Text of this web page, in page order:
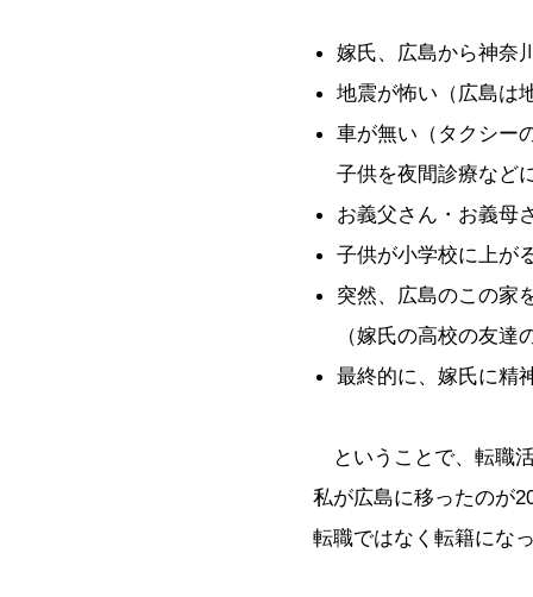
嫁氏、広島から神奈
地震が怖い（広島は
車が無い（タクシー
子供を夜間診療など
お義父さん・お義母
子供が小学校に上が
突然、広島のこの家
（嫁氏の高校の友
最終的に、嫁氏に精
ということで、転職
私が広島に移ったのが
転職ではなく転籍にな